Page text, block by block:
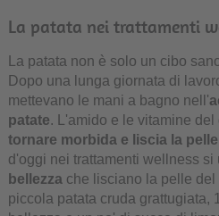
La patata nei trattamenti
La patata non è solo un cibo
Dopo una lunga giornata di
mettevano le mani a bagno nell'
patate. L'amido e le vitamine
tornare morbida e liscia la
d'oggi nei trattamenti wellness si
bellezza che lisciano la pelle
piccola patata cruda grattugiata,